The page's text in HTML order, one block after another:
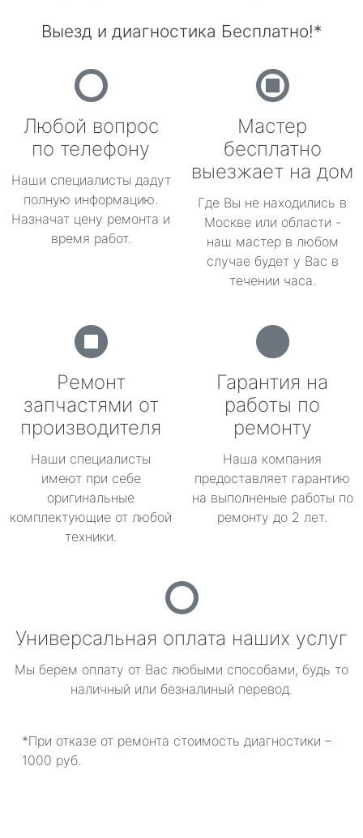
Выезд и диагностика Бесплатно!*
Любой вопрос
по телефону
Наши специалисты дадут
полную информацию.
Назначат цену ремонта и
время работ.
Мастер
бесплатно
выезжает на дом
Где Вы не находились в
Москве или области -
наш мастер в любом
случае будет у Вас в
течении часа.
Ремонт
запчастями от
производителя
Наши специалисты
имеют при себе
оригинальные
комплектующие от любой
техники.
Гарантия на
работы по
ремонту
Наша компания
предоставляет гарантию
на выполненые работы по
ремонту до 2 лет.
Универсальная оплата наших услуг
Мы берем оплату от Вас любыми способами, будь то
наличный или безналиный перевод.
*При отказе от ремонта стоимость диагностики –
1000 руб.